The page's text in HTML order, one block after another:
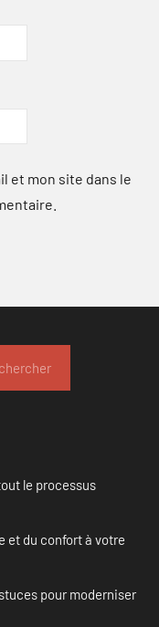
et mon site dans le
le processus
et du confort à votre
pour moderniser